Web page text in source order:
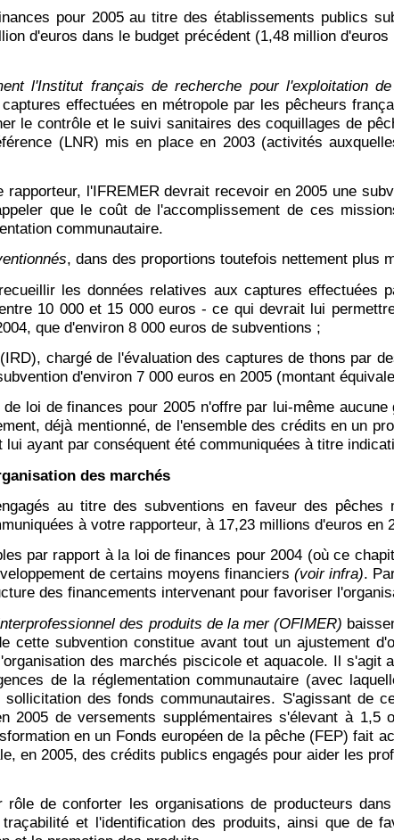
pour 2005 au titre des établissements publics
d'euros dans le budget précédent (1,48 million
l'Institut français de recherche pour l'exploitation
effectuées en métropole par les pêcheurs
le contrôle et le suivi sanitaires des coquillages de
(LNR) mis en place en 2003 (activités
l'IFREMER devrait recevoir en 2005 une
que le coût de l'accomplissement de ces
communautaire.
, dans des proportions toutefois nettement plus
les données relatives aux captures effectuées
10 000 et 15 000 euros - ce qui devrait lui
que d'environ 8 000 euros de subventions ;
chargé de l'évaluation des captures de thons par
d'environ 7 000 euros en 2005 (montant
loi de finances pour 2005 n'offre par lui-même
déjà mentionné, de l'ensemble des crédits en un
ayant par conséquent été communiquées à titre
des marchés
au titre des subventions en faveur des pêches
à votre rapporteur, à 17,23 millions d'euros en
par rapport à la loi de finances pour 2004 (où ce
de certains moyens financiers (voir infra).
des financements intervenant pour favoriser
des produits de la mer (OFIMER)
cette subvention constitue avant tout un ajustement
des marchés piscicole et aquacole. Il s'agit
de la réglementation communautaire (avec
des fonds communautaires. S'agissant de
2005 de versements supplémentaires s'élevant à
en un Fonds européen de la pêche (FEP) fait
en 2005, des crédits publics engagés pour aider les
de conforter les organisations de producteurs
et l'identification des produits, ainsi que de